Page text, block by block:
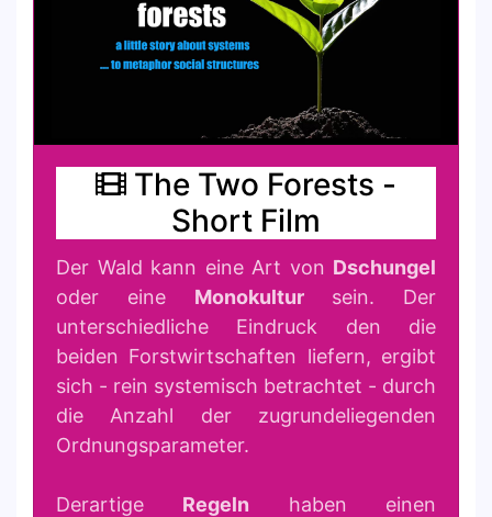
The Two Forests -
Short Film
Der Wald kann eine Art von Dschungel
oder eine Monokultursein. Der
unterschiedliche Eindruck den die
beiden Forstwirtschaften liefern, ergibt
sich - rein systemisch betrachtet - durch
die Anzahl der zugrundeliegenden
Ordnungsparameter.
Derartige Regeln haben einen